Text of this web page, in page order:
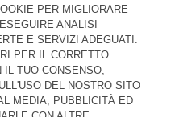
PANTALONI DONNA PADOW
BACK IN STOCK
€ 130
PANTALONI DONNA PADOW
€ 130